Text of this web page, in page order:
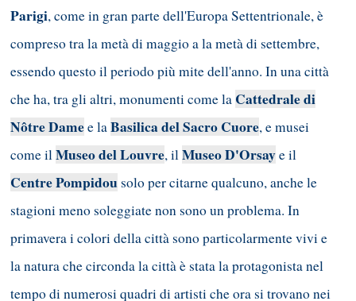
Parigi, come in gran parte dell'Europa Settentrionale, è
compreso tra la metà di maggio a la metà di settembre,
essendo questo il periodo più mite dell'anno. In una città
che ha, tra gli altri, monumenti come la Cattedrale di
Nôtre Damee laBasilica del Sacro Cuore, e musei
come ilMuseo del Louvre, ilMuseo D'Orsaye il
Centre Pompidousolo per citarne qualcuno, anche le
stagioni meno soleggiate non sono un problema. In
primavera i colori della città sono particolarmente vivi e
la natura che circonda la città è stata la protagonista nel
tempo di numerosi quadri di artisti che ora si trovano nei